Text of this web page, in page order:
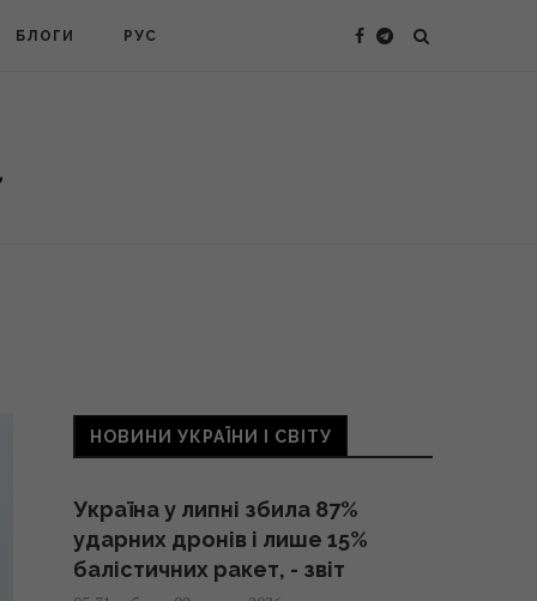
БЛОГИ РУС
НОВИНИ УКРАЇНИ І СВІТУ
Україна у липні збила 87%
ударних дронів і лише 15%
балістичних ракет, - звіт